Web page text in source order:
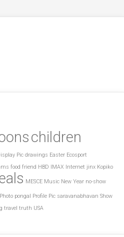
children
Pic drawings Easter Ecosport
food friend HBD IMAX Internet jinx Kopiko
MESCE Music New Year no-show
Photo pongal Profile Pic saravanabhavan Show
travel truth USA